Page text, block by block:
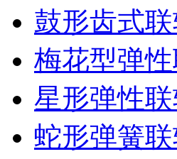
鼓形齿式
梅花型弹
星形弹性
蛇形弹簧